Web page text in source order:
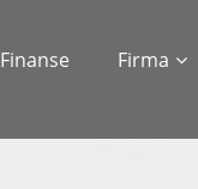
Finanse Firma